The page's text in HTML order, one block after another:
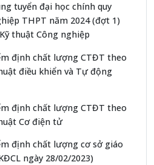
tuyển đại học chính quy
THPT năm 2024 (đợt 1)
thuật Công nghiệp
định chất lượng CTĐT theo
điều khiển và Tự động
định chất lượng CTĐT theo
Cơ điện tử
định chất lượng cơ sở giáo
ngày 28/02/2023)